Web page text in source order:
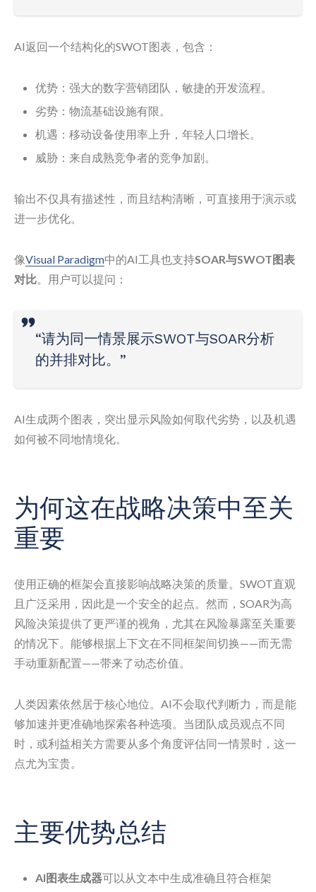
AI返回一个结构化的SWOT图表，包含：
优势：强大的数字营销团队，敏捷的开发流程。
劣势：物流基础设施有限。
机遇：移动设备使用率上升，年轻人口增长。
威胁：来自成熟竞争者的竞争加剧。
输出不仅具有描述性，而且结构清晰，可直接用于演示或
进一步优化。
像Visual Paradigm中的AI工具也支持SOAR与SWOT图表
对比。用户可以提问：
“请为同一情景展示SWOT与SOAR分析
的并排对比。”
AI生成两个图表，突出显示风险如何取代劣势，以及机遇
如何被不同地情境化。
为何这在战略决策中至关
重要
使用正确的框架会直接影响战略决策的质量。SWOT直观
且广泛采用，因此是一个安全的起点。然而，SOAR为高
风险决策提供了更严谨的视角，尤其在风险暴露至关重要
的情况下。能够根据上下文在不同框架间切换——而无需
手动重新配置——带来了动态价值。
人类因素依然居于核心地位。AI不会取代判断力，而是能
够加速并更准确地探索各种选项。当团队成员观点不同
时，或利益相关方需要从多个角度评估同一情景时，这一
点尤为宝贵。
主要优势总结
AI图表生成器可以从文本中生成准确且符合框架